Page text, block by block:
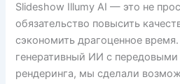
Slideshow Illumy AI — это не
обязательство повысить
сэкономить драгоценное
генеративный ИИ с передовыми
рендеринга, мы сделали